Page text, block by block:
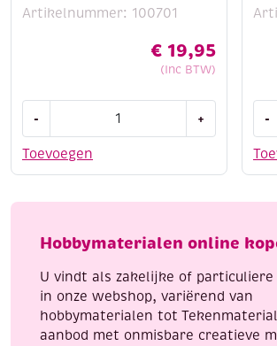
Artikelnummer: 100701
€ 19,95
(Inc BTW)
Toevoegen
-
maken
en
aantal
+ -
cm
Hobbymaterialen online
U vindt als zakelijke of
in onze webshop, variërend van
hobbymaterialen tot
aanbod met onmisbare creatieve